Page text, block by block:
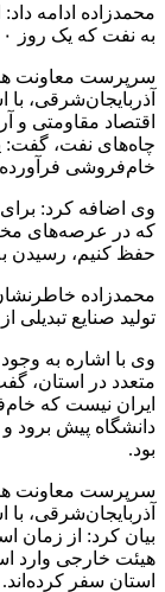
به نفت که یک روز ١٠٠ دلار و یک روز٣٠ دلار است، وابسته کرد.
سرپرست معاونت
آذربایجان‌شرقی،
اقتصاد مقاومتی و
چاه‌های نفت، گفت:
خام‌فروشی
وی اضافه کرد:
که در عرصه‌های
حفظ کنیم، رسیدن
محمدزاده
تولید صنایع تبدیلی
متعدد در استان،
ایران نیست که
دانشگاه پیش برود
بود.
سرپرست معاونت
آذربایجان‌شرقی،
استان سفر کرده‌اند.